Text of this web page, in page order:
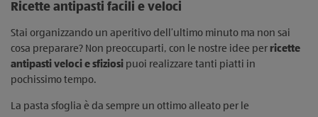
Ricette antipasti facili e veloci
Stai organizzando un aperitivo dell’ultimo minuto ma non sai
cosa preparare? Non preoccuparti, con le nostre idee per ricette
antipasti veloci e sfiziosi puoi realizzare tanti piatti in
pochissimo tempo.
La pasta sfoglia è da sempre un ottimo alleato per le